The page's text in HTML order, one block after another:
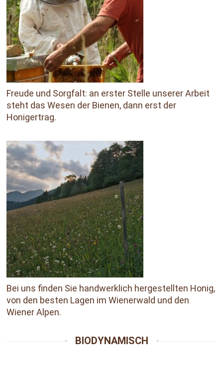
Freude und Sorgfalt: an erster Stelle unserer Arbeit
steht das Wesen der Bienen, dann erst der
Honigertrag.
Bei uns finden Sie handwerklich hergestellten Honig,
von den besten Lagen im Wienerwald und den
Wiener Alpen.
BIODYNAMISCH